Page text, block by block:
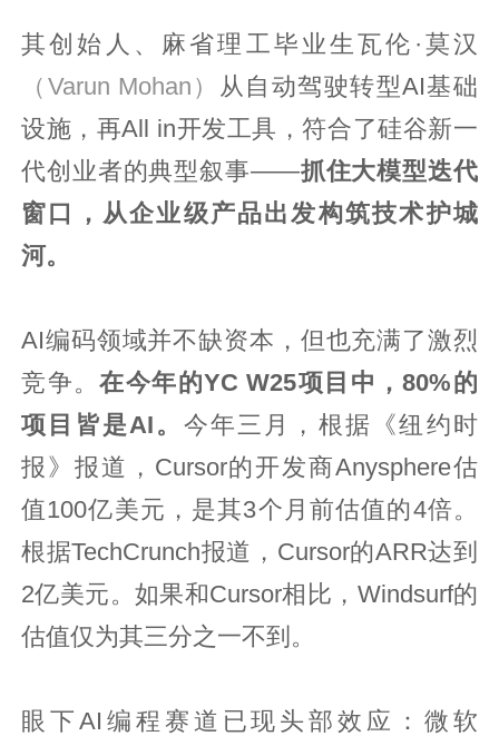
其创始人、麻省理工毕业生瓦伦·莫汉
（Varun Mohan） 从自动驾驶转型AI基础
设施，再All in开发工具，符合了硅谷新一
代创业者的典型叙事——抓住大模型迭代
窗口，从企业级产品出发构筑技术护城
河。
AI编码领域并不缺资本，但也充满了激烈
竞争。在今年的YC W25项目中，80%的
项目皆是AI。 今年三月，根据《纽约时
报》报道，Cursor的开发商Anysphere估
值100亿美元，是其3个月前估值的4倍。
根据TechCrunch报道，Cursor的ARR达到
2亿美元。如果和Cursor相比，Windsurf的
估值仅为其三分之一不到。
眼下AI编程赛道已现头部效应：微软